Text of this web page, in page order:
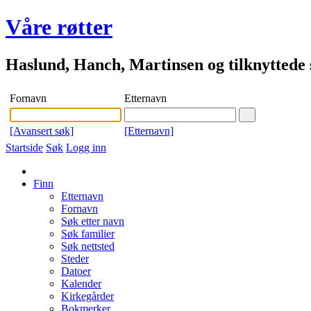
Våre røtter
Haslund, Hanch, Martinsen og tilknyttede
Fornavn Etternavn
[Avansert søk]
[Etternavn]
Startside Søk Logg inn
Finn
Etternavn
Fornavn
Søk etter navn
Søk familier
Søk nettsted
Steder
Datoer
Kalender
Kirkegårder
Bokmerker